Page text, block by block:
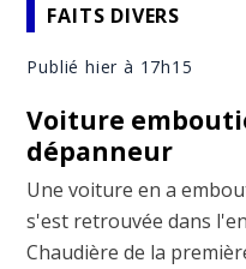
FAITS DIVERS
Publié hier à 17h15
Voiture
dépanneur
Une voiture en a
s'est retrouvée dans
Chaudière de la